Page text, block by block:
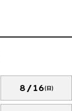
8/16(日)